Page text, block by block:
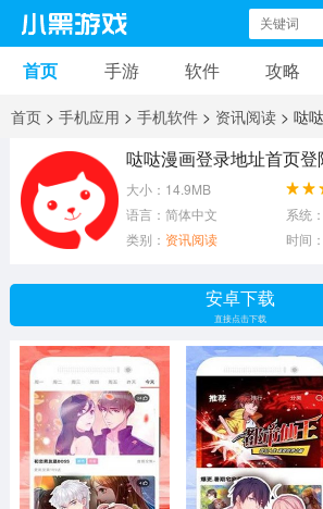
手机游戏
安卓游戏
益智游戏 音乐游戏
模拟游戏
策略游戏 文字游戏
首页 手游 软件 攻略
首页 > 手机应用 > 手机软件 > 资讯阅读 > 哒
哒哒漫画登录地址首页登
大小：14.9MB
语言：简体中文
系统：
类别： 资讯阅读 时间
安卓下载
直接点击下载